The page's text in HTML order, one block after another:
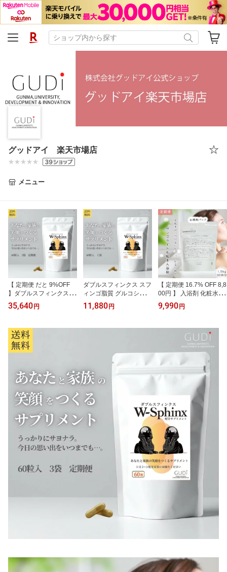
グッドアイ 楽天市場店
メニュー
【 定期便 だと 9%OFF
】ダブルスフィンクス ス
フィンゴ脂質 グルコシル
セラミド サプリ 冴えた
対策 健康 サポート 知的
健康 シニア 中高年 考え
る力 クリアな日々 サプ
リメント W-Sphinx 送料
日本産
35,640 円
ダブルスフィンクス スフ
ィンゴ脂質 グルコシルセ
ラミド サプリ 冴えた毎
日をサポート うっかり対
康 シニア 中高年 考える
料 60粒入 1袋 約30日分
11,880 円
【 定期便 16.7% OFF 8,8
00円 】 入浴剤 化粧水に
浸かる 炭酸 敏感肌 乾燥
肌 冷え性 弱酸性 美肌 香
ト 美肌 マグネシウム プ
レゼント 女性 男性 高級
オシャレ リラックス 温
泉 贈り物 サンゴライト
バスソルトプラス 1.5kg
9,990 円